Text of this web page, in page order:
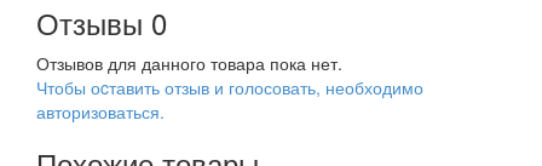
Отзывы 0
Отзывов для данного товара пока нет.
Чтобы оcтавить отзыв и голосовать, необходимо
авторизоваться.